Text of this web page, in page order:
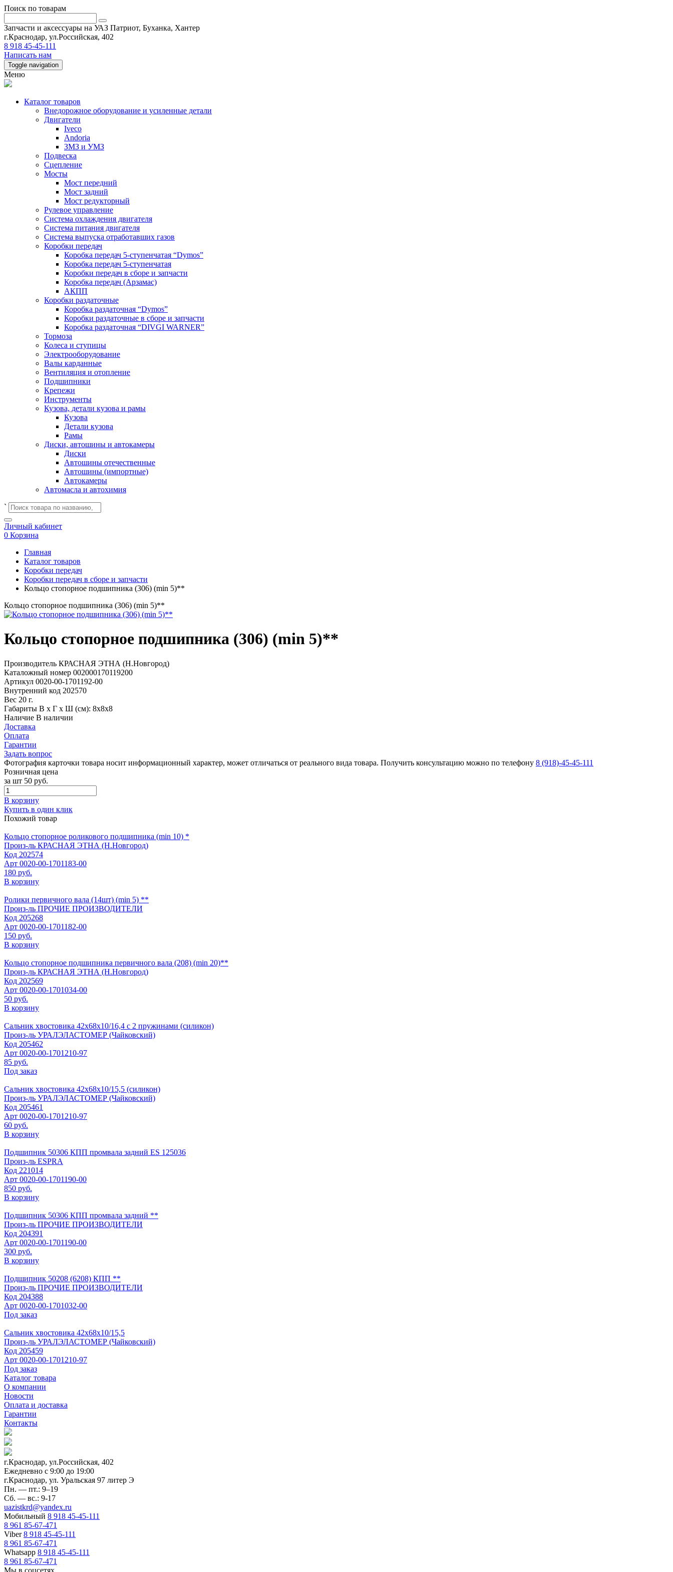
Поиск по товарам
Запчасти и аксессуары на УАЗ Патриот, Буханка, Хантер
г.Краснодар, ул.Российская, 402
8 918 45-45-111
Написать нам
Toggle navigation
Меню
Каталог товаров
Внедорожное оборудование и усиленные детали
Двигатели
Iveco
Andoria
ЗМЗ и УМЗ
Подвеска
Сцепление
Мосты
Мост передний
Мост задний
Мост редукторный
Рулевое управление
Система охлаждения двигателя
Система питания двигателя
Система выпуска отработавших газов
Коробки передач
Коробка передач 5-ступенчатая “Dymos”
Коробка передач 5-ступенчатая
Коробки передач в сборе и запчасти
Коробка передач (Арзамас)
АКПП
Коробки раздаточные
Коробка раздаточная “Dymos”
Коробки раздаточные в сборе и запчасти
Коробка раздаточная “DIVGI WARNER”
Тормоза
Колеса и ступицы
Электрооборудование
Валы карданные
Вентиляция и отопление
Подшипники
Крепежи
Инструменты
Кузова, детали кузова и рамы
Кузова
Детали кузова
Рамы
Диски, автошины и автокамеры
Диски
Автошины отечественные
Автошины (импортные)
Автокамеры
Автомасла и автохимия
`
Личный кабинет
0 Корзина
Главная
Каталог товаров
Коробки передач
Коробки передач в сборе и запчасти
Кольцо стопорное подшипника (306) (min 5)**
Кольцо стопорное подшипника (306) (min 5)**
Кольцо стопорное подшипника (306) (min 5)**
Производитель КРАСНАЯ ЭТНА (Н.Новгород)
Каталожный номер 002000170119200
Артикул 0020-00-1701192-00
Внутренний код 202570
Вес 20 г.
Габариты В х Г х Ш (см): 8х8х8
Наличие В наличии
Доставка
Оплата
Гарантии
Задать вопрос
Фотография карточки товара носит информационный характер, может отличаться от реального вида товара. Получить консультацию можно по телефону 8 (918)-45-45-111
Розничная цена
за шт 50 руб.
В корзину
Купить в один клик
Похожий товар
Кольцо стопорное роликового подшипника (min 10) *
Произ-ль КРАСНАЯ ЭТНА (Н.Новгород)
Код 202574
Арт 0020-00-1701183-00
180 руб.
В корзину
Ролики первичного вала (14шт) (min 5) **
Произ-ль ПРОЧИЕ ПРОИЗВОДИТЕЛИ
Код 205268
Арт 0020-00-1701182-00
150 руб.
В корзину
Кольцо стопорное подшипника первичного вала (208) (min 20)**
Произ-ль КРАСНАЯ ЭТНА (Н.Новгород)
Код 202569
Арт 0020-00-1701034-00
50 руб.
В корзину
Сальник хвостовика 42х68х10/16,4 с 2 пружинами (силикон)
Произ-ль УРАЛЭЛАСТОМЕР (Чайковский)
Код 205462
Арт 0020-00-1701210-97
85 руб.
Под заказ
Сальник хвостовика 42х68х10/15,5 (силикон)
Произ-ль УРАЛЭЛАСТОМЕР (Чайковский)
Код 205461
Арт 0020-00-1701210-97
60 руб.
В корзину
Подшипник 50306 КПП промвала задний ES 125036
Произ-ль ESPRA
Код 221014
Арт 0020-00-1701190-00
850 руб.
В корзину
Подшипник 50306 КПП промвала задний **
Произ-ль ПРОЧИЕ ПРОИЗВОДИТЕЛИ
Код 204391
Арт 0020-00-1701190-00
300 руб.
В корзину
Подшипник 50208 (6208) КПП **
Произ-ль ПРОЧИЕ ПРОИЗВОДИТЕЛИ
Код 204388
Арт 0020-00-1701032-00
Под заказ
Сальник хвостовика 42х68х10/15,5
Произ-ль УРАЛЭЛАСТОМЕР (Чайковский)
Код 205459
Арт 0020-00-1701210-97
Под заказ
Каталог товара
О компании
Новости
Оплата и доставка
Гарантии
Контакты
г.Краснодар, ул.Российская, 402
Ежедневно c 9:00 до 19:00
г.Краснодар, ул. Уральская 97 литер Э
Пн. — пт.: 9–19
Сб. — вс.: 9-17
uazistkrd@yandex.ru
Мобильный 8 918 45-45-111
8 961 85-67-471
Viber8 918 45-45-111
8 961 85-67-471
Whatsapp 8 918 45-45-111
8 961 85-67-471
Мы в соцсетях